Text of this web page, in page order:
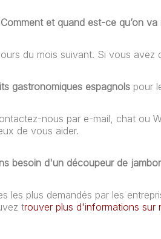
Comment et quand est-ce qu’on
du mois suivant. Si vous
gastronomiques espagnols pour
nous par e-mail, chat ou
de vous aider.
besoin d'un découpeur de
les plus demandés par les
trouver plus d'informations sur